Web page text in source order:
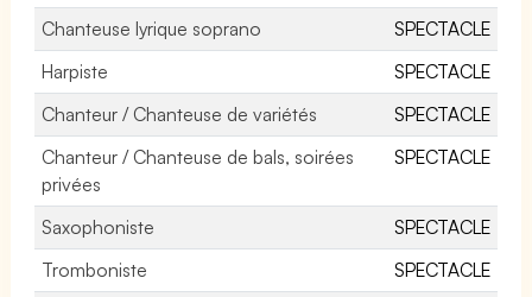
Chanteuse lyrique soprano
SPECTACLE
Harpiste
SPECTACLE
Chanteur / Chanteuse de variétés
SPECTACLE
Chanteur / Chanteuse de bals, soirées
privées
SPECTACLE
Saxophoniste
SPECTACLE
Tromboniste
SPECTACLE